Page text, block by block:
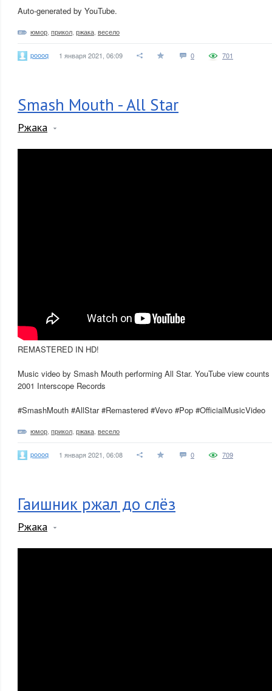
Auto-generated by YouTube.
юмор прикол ржака весело
poooq 1 января 2021, 06:09 0 701
Smash Mouth - All Star
Ржака
REMASTERED IN HD!
Music video by Smash Mouth performing All Star. YouTube view
2001 Interscope Records
#SmashMouth #AllStar #Remastered #Vevo #Pop #OfficialMusicVideo
юмор прикол ржака весело
poooq 1 января 2021, 06:08 0 709
Гаишник ржал до слёз
Ржака